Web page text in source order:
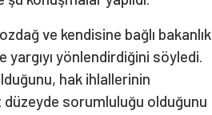
ve kendisine bağlı bakanlık
yönlendirdiğini söyledi.
hak ihlallerinin
düzeyde sorumluluğu olduğunu